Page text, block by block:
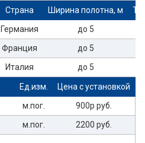
Страна Ширина полотна, м
Германия
до 5
Франция
до 5
Италия до 5
Ед.изм.
Цена с установкой
м.пог.
900р руб.
м.пог.
2200 руб.